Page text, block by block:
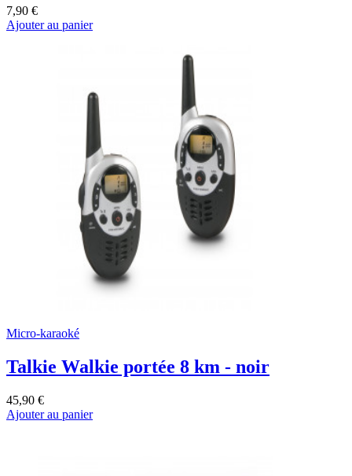
7,90 €
Ajouter au panier
Micro-karaoké
Talkie Walkie portée 8 km - noir
45,90 €
Ajouter au panier